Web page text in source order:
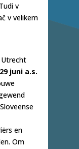
v
v velikem
Utrecht
juni a.s.
en
Om